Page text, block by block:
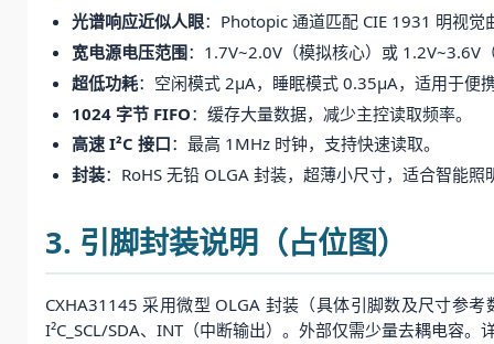
光谱响应近似人眼：Photopic 通道匹配 CIE 1931 明视
宽电源电压范围：1.7V~2.0V（模拟核心）或 1.2V~3.6V
超低功耗：空闲模式 2μA，睡眠模式 0.35μA，适用于便
1024 字节 FIFO：缓存大量数据，减少主控读取频率。
高速 I²C 接口：最高 1MHz 时钟，支持快速读取。
封装：RoHS 无铅 OLGA 封装，超薄小尺寸，适合智能照
3. 引脚封装说明（占位图）
CXHA31145 采用微型 OLGA 封装（具体引脚数及尺寸参
I²C_SCL/SDA、INT（中断输出）。外部仅需少量去耦电容